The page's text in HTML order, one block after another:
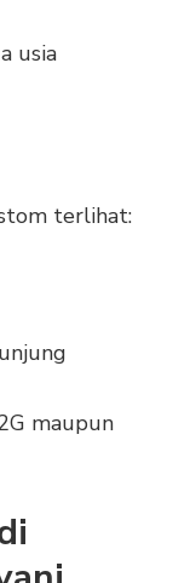
usia
terlihat:
maupun